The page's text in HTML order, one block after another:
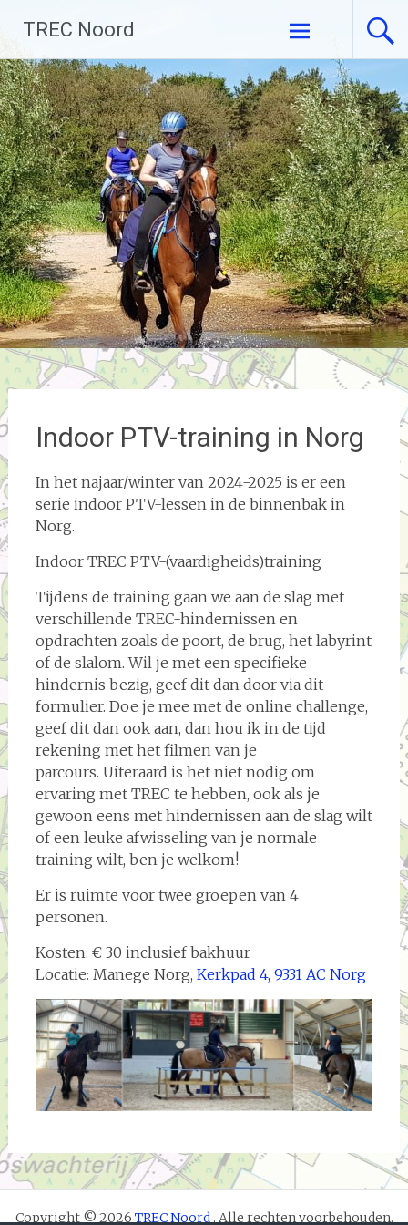
naar
de
inhoud
TREC Noord
Indoor PTV-training in Norg
In het najaar/winter van 2024-2025 is er een
serie indoor PTV-lessen in de binnenbak in
Norg.
Indoor TREC PTV-(vaardigheids)training
Tijdens de training gaan we aan de slag met
verschillende TREC-hindernissen en
opdrachten zoals de poort, de brug, het labyrint
of de slalom. Wil je met een specifieke
hindernis bezig, geef dit dan door via dit
formulier. Doe je mee met de online challenge,
geef dit dan ook aan, dan hou ik in de tijd
rekening met het filmen van je
parcours. Uiteraard is het niet nodig om
ervaring met TREC te hebben, ook als je
gewoon eens met hindernissen aan de slag wilt
of een leuke afwisseling van je normale
training wilt, ben je welkom!
Er is ruimte voor twee groepen van 4
personen.
Kosten: € 30 inclusief bakhuur
Locatie: Manege Norg, Kerkpad 4, 9331 AC Norg
Copyright © 2026 TREC Noord . Alle rechten voorbehouden.